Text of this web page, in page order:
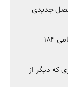
جدیدی
بازار طلا دوباره صعودی شد | سکه امامی ۱۸۴
هالیوود / ۲۰ بدلکاری که دیگر از